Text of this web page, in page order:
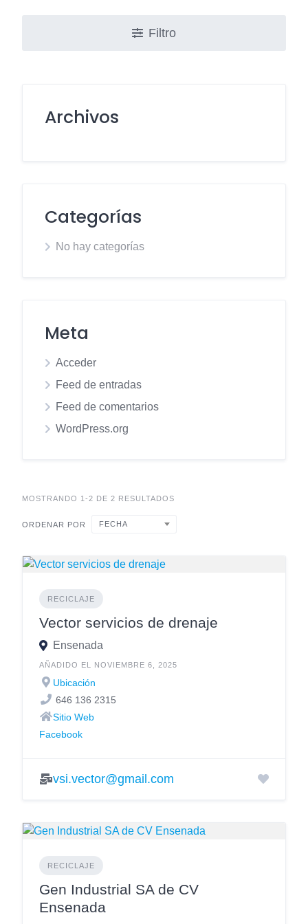
Filtro
Archivos
Categorías
No hay categorías
Meta
Acceder
Feed de entradas
Feed de comentarios
WordPress.org
MOSTRANDO 1-2 DE 2 RESULTADOS
ORDENAR POR FECHA
RECICLAJE
Vector servicios de drenaje
Ensenada
AÑADIDO EL NOVIEMBRE 6, 2025
Ubicación
646 136 2315
Sitio Web
Facebook
vsi.vector@gmail.com
RECICLAJE
Gen Industrial SA de CV
Ensenada